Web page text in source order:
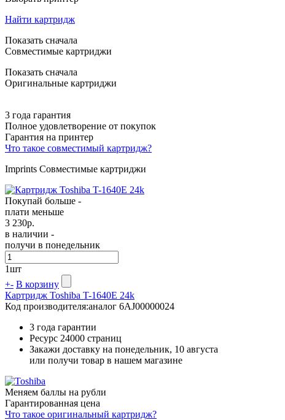
Найти картридж
Показать сначала
Совместимые картриджи
Показать сначала
Оригинальные картриджи
3 года гарантия
Полное удовлетворение от покупок
Гарантия на принтер
Что такое совместимый картридж?
Imprints Совместимые картриджи
Покупай больше -
плати меньше
3 230р.
в наличии -
получи в понедельник
1шт
+- В корзину
Картридж Toshiba T-1640E 24k
Код производителя:аналог 6AJ00000024
3 года гарантии
Ресурс 24000 страниц
Закажи доставку на понедельник, 10 августа
или получи товар в нашем магазине
Меняем баллы на рубли
Гарантированная цена
Что такое оригинальный картридж?